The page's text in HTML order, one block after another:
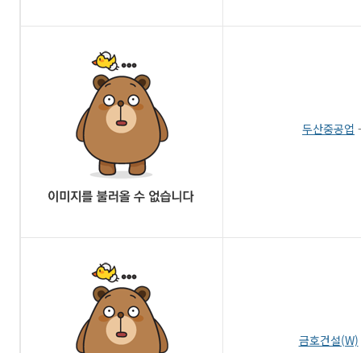
두산중공업 -
금호건설(W)